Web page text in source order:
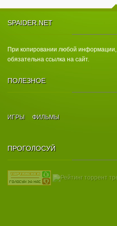
SPAIDER.NET
При копировании любой информации,
обязательна ссылка на сайт.
ПОЛЕЗНОЕ
ИГРЫ ФИЛЬМЫ
ПРОГОЛОСУЙ